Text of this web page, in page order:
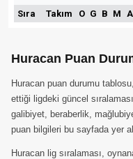
Sıra Takım O G B M A
Huracan Puan
Huracan puan durumu
ettiği ligdeki güncel
galibiyet, beraberlik,
puan bilgileri bu sayfada yer
Huracan lig sıralaması,